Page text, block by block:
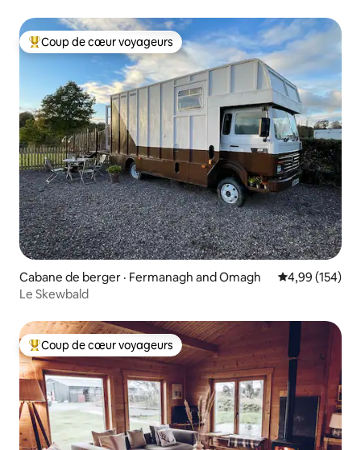
Coup de cœur voyageurs parmi les plus aimés
Coup de cœur voyageurs
Cabane de berger · Fermanagh and Omagh Note
4,99 (154)
Le Skewbald
Coup de cœur voyageurs parmi les plus aimés
Coup de cœur voyageurs